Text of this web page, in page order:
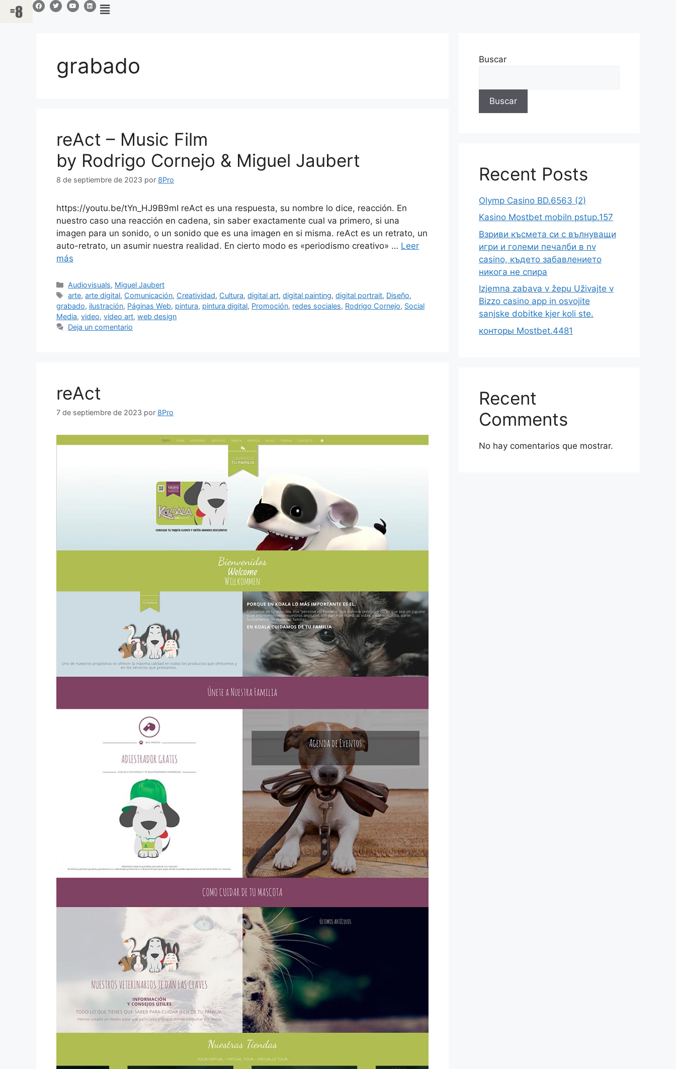
grabado
reAct – Music Film
by Rodrigo Cornejo & Miguel Jaubert
8 de septiembre de 2023 por 8Pro
https://youtu.be/tYn_HJ9B9mI reAct es una respuesta, su nombre lo dice, reacción. En
nuestro caso una reacción en cadena, sin saber exactamente cual va primero, si una
imagen para un sonido, o un sonido que es una imagen en si misma. reAct es un retrato, un
auto-retrato, un asumir nuestra realidad. En cierto modo es «periodismo creativo» … Leer
más
Audiovisuals, Miguel Jaubert
arte,arte digital, Comunicación, Creatividad, Cultura,digital art,digital painting,digital portrait, Diseño,
grabado, ilustración, Páginas Web, pintura, pintura digital, Promoción, redes sociales, Rodrigo Cornejo, Social
Media, video, video art, web design
Deja un comentario
reAct
7 de septiembre de 2023 por 8Pro
Buscar
Buscar
Recent Posts
Olymp Casino BD.6563 (2)
Kasino Mostbet mobiln pstup.157
Взриви късмета си с вълнуващи
игри и големи печалби в nv
casino, където забавлението
никога не спира
Izjemna zabava v žepu Uživajte v
Bizzo casino app in osvojite
sanjske dobitke kjer koli ste.
конторы Mostbet.4481
Recent
Comments
No hay comentarios que mostrar.